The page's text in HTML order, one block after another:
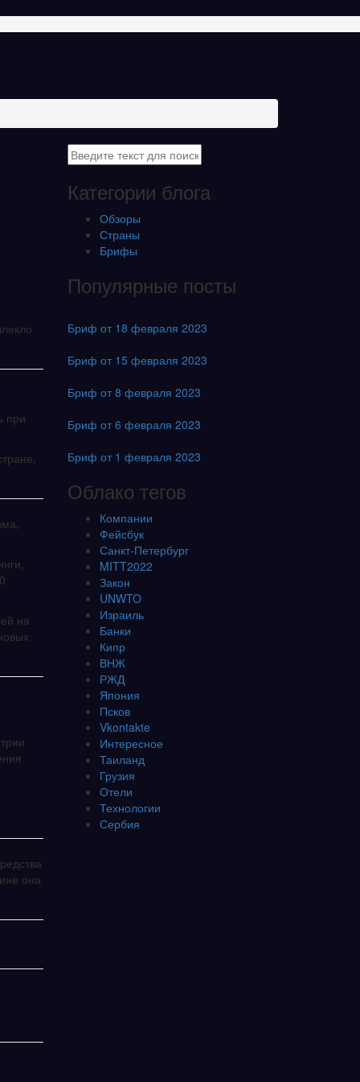
при
на
она
Категории блога
Обзоры
Страны
Брифы
Популярные посты
Бриф от 18 февраля 2023
Бриф от 15 февраля 2023
Бриф от 8 февраля 2023
Бриф от 6 февраля 2023
Бриф от 1 февраля 2023
Облако тегов
Компании
Фейсбук
Санкт-Петербург
MITT2022
Закон
UNWTO
Израиль
Банки
Кипр
ВНЖ
РЖД
Япония
Псков
Vkontakte
Интересное
Таиланд
Грузия
Отели
Технологии
Сербия